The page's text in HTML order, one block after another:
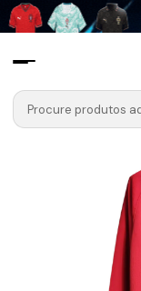
Início Camisolas
Camisola Man Utd